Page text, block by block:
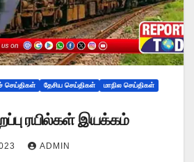
செய்திகள் தேசிய செய்திகள்
மாநில செய்திகள்
ரயில்கள் இயக்கம்
ADMIN